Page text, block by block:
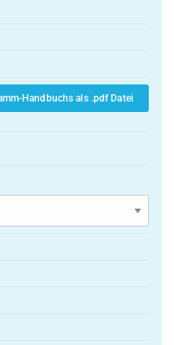
Handbuchs als .pdf Datei